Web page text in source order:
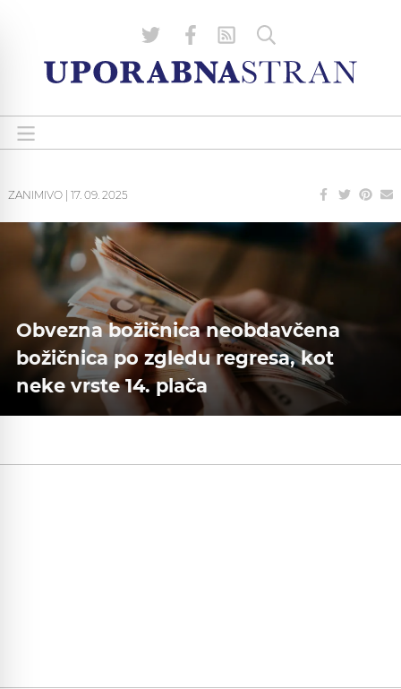
ZANIMIVO 17. 09. 2025
Obvezna božičnica neobdavčena
božičnica po zgledu regresa, kot
neke vrste 14. plača